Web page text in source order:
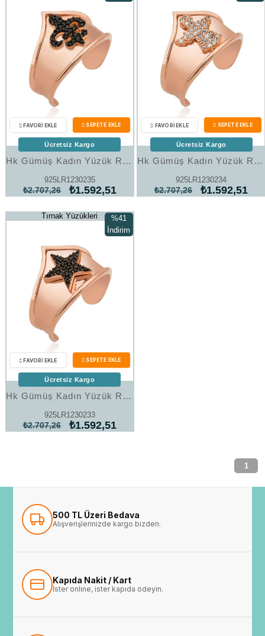
Hk Gümüş Kadın Yüzük Rose Desenli Eklem Yüzük|Gümüş Takı Hediyelik Ürünler
925LR1230235
₺1.592,51
₺2.707,26
Ücretsiz Kargo
Hk Gümüş Kadın Yüzük Rose Melek Desenli Eklem Yüzük|Gümüş Takı Hediyelik Ürünler
925LR1230234
₺1.592,51
₺2.707,26
Ücretsiz Kargo
Tırnak Yüzükleri
Hk Gümüş Kadın Yüzük Rose Yıldız Desenli Eklem Yüzük|Gümüş Takı Hediyelik Ürünler
925LR1230233
₺1.592,51
₺2.707,26
%41
İndirim
Ücretsiz Kargo
1
500 TL Üzeri Bedava
Alışverişlerinizde kargo bizden.
Kapıda Nakit / Kart
İster online, ister kapıda ödeyin.